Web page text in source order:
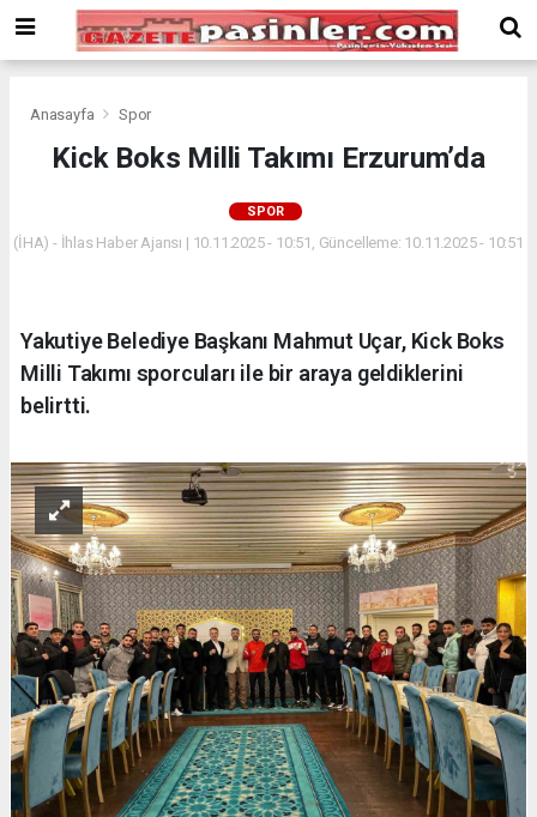
Bonusu
Veren
deneme
bonus
Bonus
Veren
Anasayfa Spor
Kick Boks Milli Takımı Erzurum’da
SPOR
(İHA) - İhlas Haber Ajansı | 10.11.2025 - 10:51, Güncelleme: 10.11.2025 - 10:51
Yakutiye Belediye Başkanı Mahmut Uçar, Kick Boks
Milli Takımı sporcuları ile bir araya geldiklerini
belirtti.